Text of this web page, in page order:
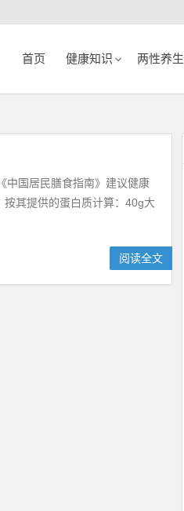
首页 健康知识 两性养生
中国居民膳食指南》建议健康
其提供的蛋白质计算：40g大
阅读全文